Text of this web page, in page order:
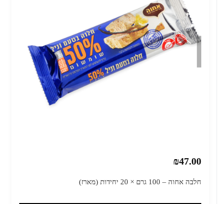
₪47.00
חלבה אחוה – 100 גרם × 20 יחידות (מארז)